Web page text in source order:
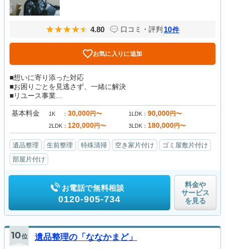
4.80 口コミ・評判 10件
お気に入りに追加
■想いに寄り添った対応
■お困りごとを見逃さず、一緒に解決
■リユース事業...
基本料金 1K 30,000円〜 1LDK 90,000円〜
2LDK 120,000円〜 3LDK 180,000円〜
遺品整理 生前整理 特殊清掃 空き家片付け
ゴミ屋敷片付け
部屋片付け
お電話で無料相談
0120-905-734
料金や
サービス
を見る
10位 遺品整理の「ななかまど」